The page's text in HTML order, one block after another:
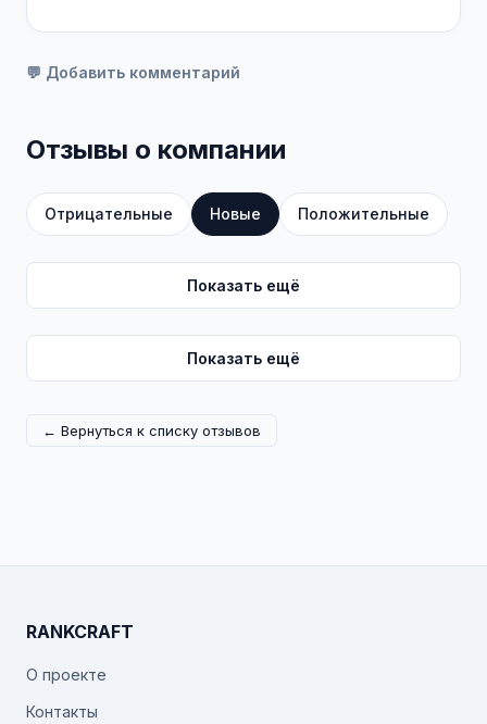
💬 Добавить комментарий
Отзывы о компании
Отрицательные Новые Положительные
Показать ещё
Показать ещё
← Вернуться к списку отзывов
RANKCRAFT
О проекте
Контакты